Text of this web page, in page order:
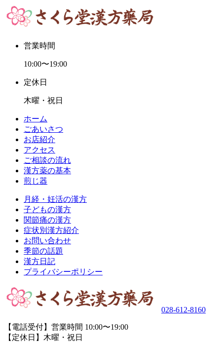
営業時間
10:00〜19:00
定休日
木曜・祝日
ホーム
ごあいさつ
お店紹介
アクセス
ご相談の流れ
漢方薬の基本
煎じ器
月経・妊活の漢方
子どもの漢方
関節痛の漢方
症状別漢方紹介
お問い合わせ
季節の話題
漢方日記
プライバシーポリシー
028-612-8160
【電話受付】営業時間 10:00〜19:00
【定休日】木曜・祝日